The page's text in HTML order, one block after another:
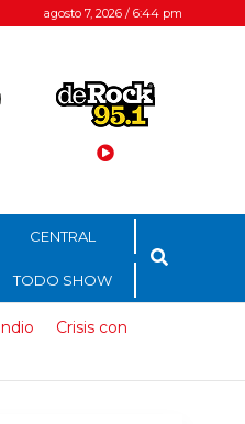
agosto 7, 2026 / 6:44 pm
CENTRAL
TODO SHOW
Crisis con